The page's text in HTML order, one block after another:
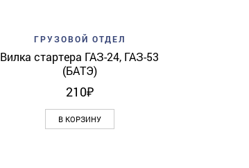
Add to wishlist Quick View
ГРУЗОВОЙ ОТДЕЛ
Вилка стартера ГАЗ-24, ГАЗ-53
(БАТЭ)
210₽
В КОРЗИНУ